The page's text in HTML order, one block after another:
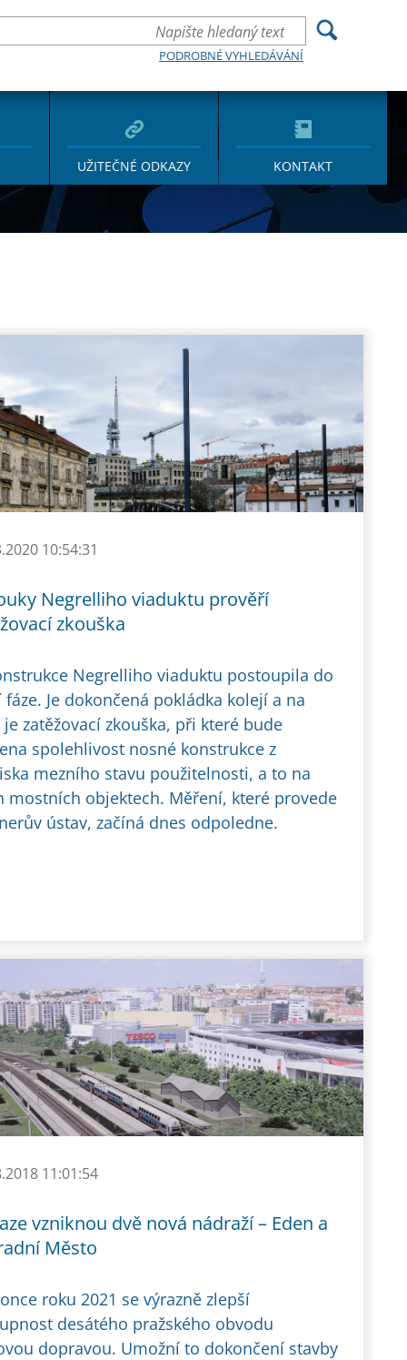
PODROBNÉ VYHLEDÁVÁNÍ
UŽITEČNÉ ODKAZY KONTAKT
10:54:31
Negrelliho viaduktu prověří
zkouška
Negrelliho viaduktu postoupila do
fáze. Je dokončená pokládka kolejí a na
zatěžovací zkouška, při které bude
spolehlivost nosné konstrukce z
mezního stavu použitelnosti, a to na
mostních objektech. Měření, které provede
ústav, začíná dnes odpoledne.
11:01:54
vzniknou dvě nová nádraží – Eden a
Město
roku 2021 se výrazně zlepší
desátého pražského obvodu
dopravou. Umožní to dokončení stavby